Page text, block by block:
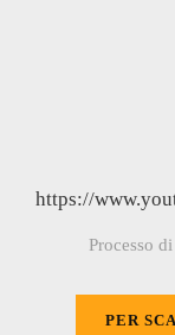
https://
Processo
PER